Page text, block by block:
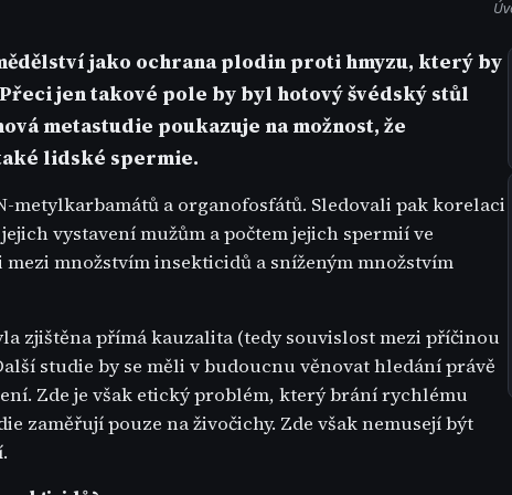
jako ochrana plodin proti hmyzu, který by
jen takové pole by byl hotový švédský stůl
metastudie poukazuje na možnost, že
lidské spermie.
metylkarbamátů a organofosfátů. Sledovali pak korelaci
vystavení mužům a počtem jejich spermií ve
množstvím insekticidů a sníženým množstvím
zjištěna přímá kauzalita (tedy souvislost mezi příčinou
studie by se měli v budoucnu věnovat hledání právě
Zde je však etický problém, který brání rychlému
zaměřují pouze na živočichy. Zde však nemusejí být